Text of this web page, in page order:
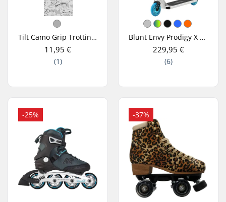
Tilt Camo Grip Trottinette Freestyle
11,95 €
(1)
Blunt Envy Prodigy X One Trottinette Freestyle
229,95 €
(6)
-25% -37%